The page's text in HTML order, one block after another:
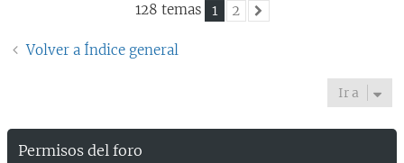
128 temas 1
2
Siguiente
Volver a Índice general
Ir a
Permisos del foro